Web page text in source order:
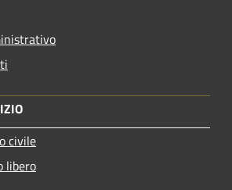
civile
libero